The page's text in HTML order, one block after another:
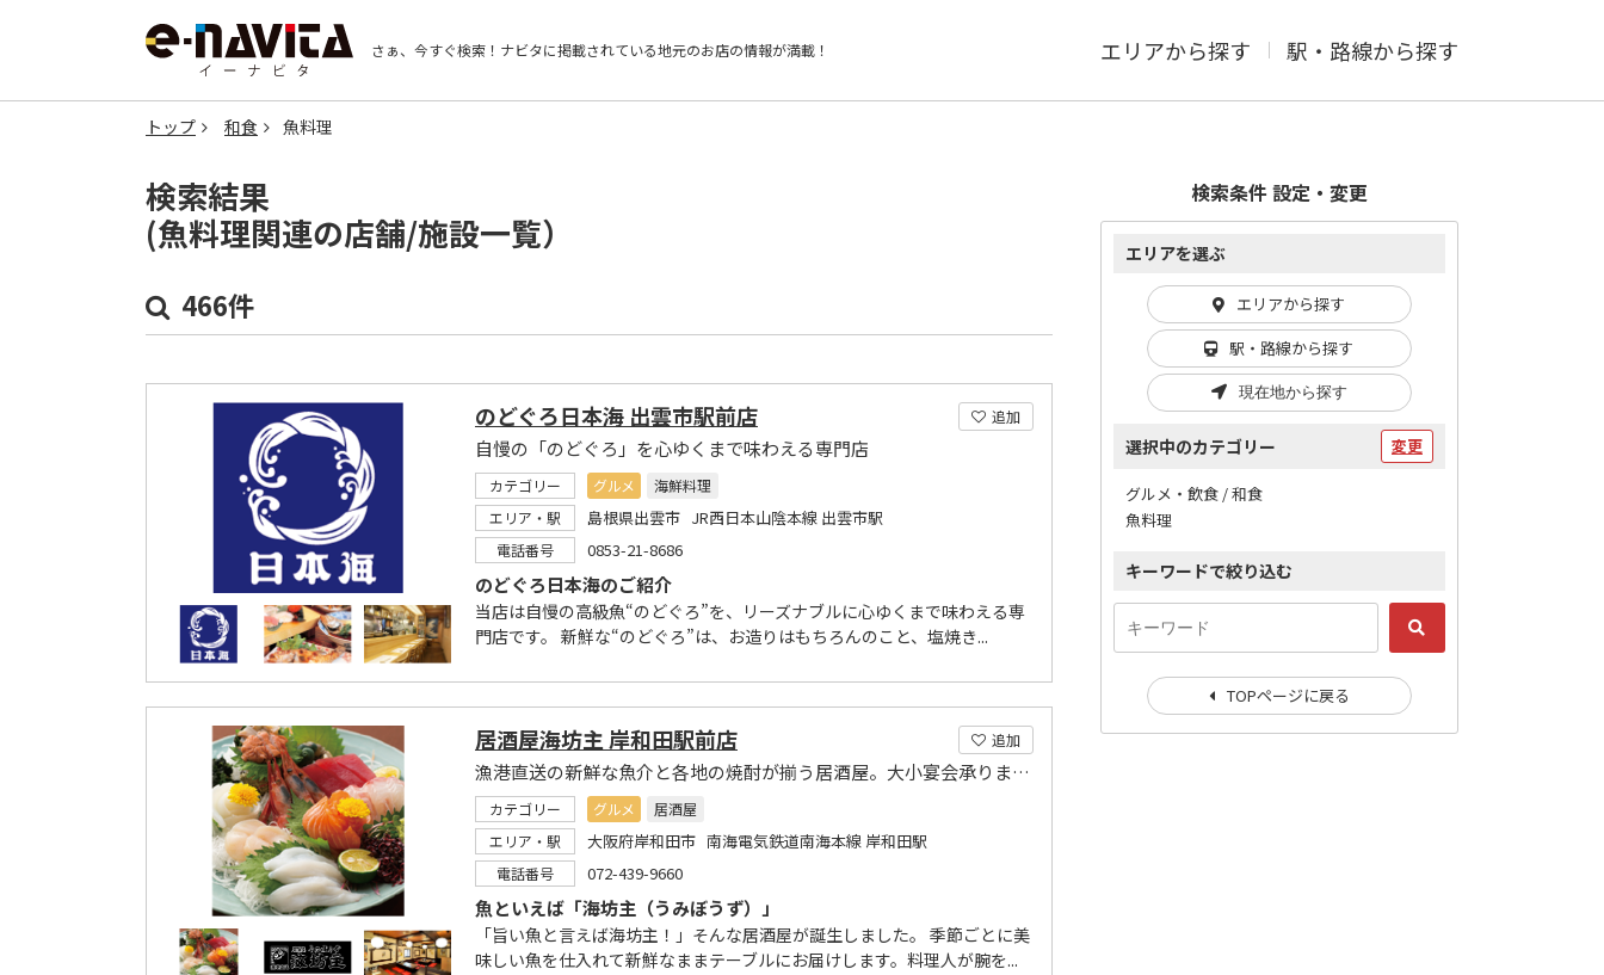
さぁ、今すぐ検索！ ナビタに掲載されている地元のお店の情報が満載！ エリアから探す 駅・路線から探す
トップ 和食 魚料理
検索結果
(魚料理関連の店舗/施設一覧）
466件
追加
のどぐろ日本海 出雲市駅前店
自慢の「のどぐろ」を心ゆくまで味わえる専門店
カテゴリー グルメ
海鮮料理
エリア・駅
島根県出雲市 JR西日本山陰本線 出雲市駅
電話番号 0853-21-8686
のどぐろ日本海のご紹介
当店は自慢の高級魚“のどぐろ”を、リーズナブルに心ゆくまで味わえる専
門店です。 新鮮な“のどぐろ”は、お造りはもちろんのこと、塩焼き...
追加
居酒屋海坊主 岸和田駅前店
漁港直送の新鮮な魚介と各地の焼酎が揃う居酒屋。大小宴会承ります!
カテゴリー グルメ
居酒屋
エリア・駅
大阪府岸和田市 南海電気鉄道南海本線 岸和田駅
電話番号 072-439-9660
魚といえば「海坊主（うみぼうず）」
「旨い魚と言えば海坊主！」そんな居酒屋が誕生しました。 季節ごとに美
味しい魚を仕入れて新鮮なままテーブルにお届けします。料理人が腕を...
検索条件 設定・変更
エリアを選ぶ
エリアから探す
駅・路線から探す
現在地から探す
選択中のカテゴリー 変更
グルメ・飲食 / 和食
魚料理
キーワードで絞り込む
TOPページに戻る